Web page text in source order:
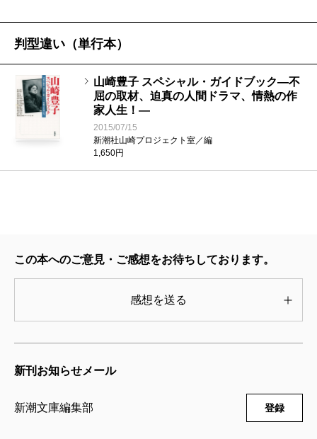
る。
大学ノート七十二頁分のその日記の内容は、当時勤
めていた新聞社での仕事の話、作家になりたいという
希望、日本の勝利を願いつつも戦争は嫌だという気持
ち、淡い恋、そして白眉と云える、大阪大空襲の実体
一度会いたい」と書き、その関係を「文学する若き者
達の恋」と喩える。その率直さは、いつもストレート
勝負だった山崎らしい。三月十日の一節はこうだ。
あの情熱的な彼の眼、もう私は何時死んでも満足
だ。けれどもう一度、彼の胸にしっかり抱かれてみた
い。彼は何と云う純潔な人間だ。愛するが故になるべ
く汚すまいとするその神聖な祈るような抱擁。左手に
判型違い（単行本）
山崎豊子 スペシャル・ガイドブック―不
屈の取材、迫真の人間ドラマ、情熱の作
家人生！―
2015/07/15
新潮社山崎プロジェクト室／編
1,650円
この本へのご意見・ご感想をお待ちしております。
感想を送る
新刊お知らせメール
新潮文庫編集部 登録